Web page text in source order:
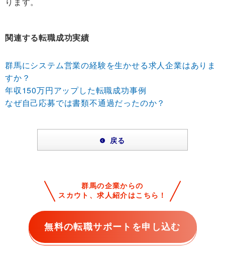
関連する転職成功実績
群馬にシステム営業の経験を生かせる求人企業はありま
すか？
年収150万円アップした転職成功事例
なぜ自己応募では書類不通過だったのか？
戻る
群馬の企業からの
スカウト、求人紹介はこちら！
無料の転職サポートを申し込む